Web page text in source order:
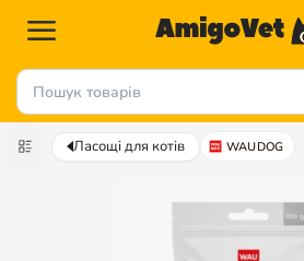
Ласощі для котів WAUDOG